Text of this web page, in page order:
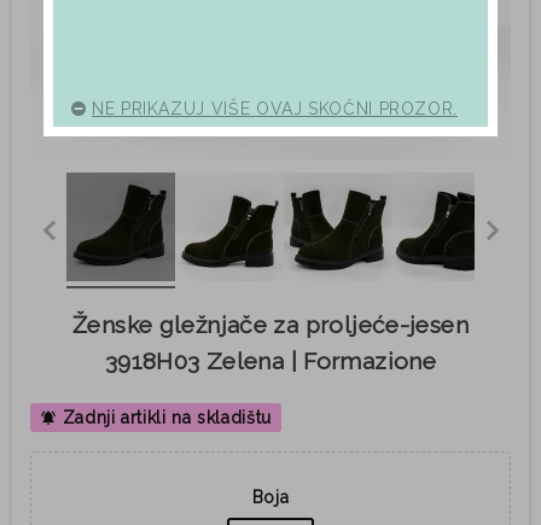
Ženske gležnjače za proljeće-jesen
3918H03 Zelena | Formazione
notifications_active Zadnji artikli na skladištu
Boja
NE PRIKAZUJ VIŠE OVAJ SKOČNI PROZOR.